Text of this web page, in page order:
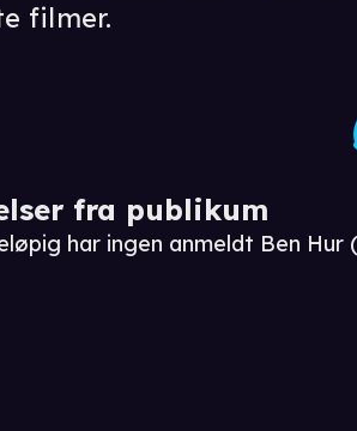
fra publikum
har ingen anmeldt Ben Hur
filmer.